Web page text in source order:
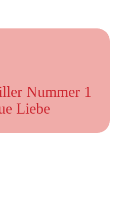
Nummer 1
Liebe